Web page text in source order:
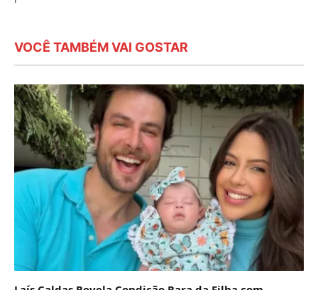
VOCÊ TAMBÉM VAI GOSTAR